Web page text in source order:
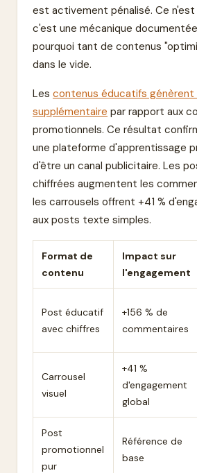
est activement pénalisé. Ce n'est
c'est une mécanique
pourquoi tant de contenus
dans le vide.
Les contenus éducatifs génèrent
supplémentaire par rapport aux
promotionnels. Ce résultat
une plateforme d'apprentissage
d'être un canal publicitaire. Les
chiffrées augmentent les
les carrousels offrent +41 %
aux posts texte simples.
Format de
contenu
Impact sur
l'engagement
Post éducatif
avec chiffres
+156 % de
commentaires
Carrousel
visuel
+41 %
d'engagement
global
Post
promotionnel
pur
Référence de
base